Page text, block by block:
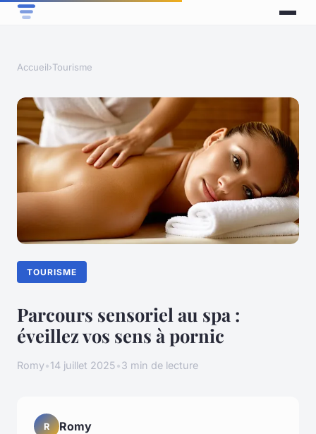
Accueil›Tourisme
TOURISME
Parcours sensoriel au spa :
éveillez vos sens à pornic
Romy•14 juillet 2025•3 min de lecture
R Romy